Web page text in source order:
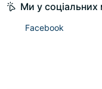
Ми у
Facebook